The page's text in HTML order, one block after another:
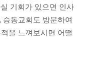
기회가 있으면 인사
동교회도 방문하여
을 느껴보시면 어떨